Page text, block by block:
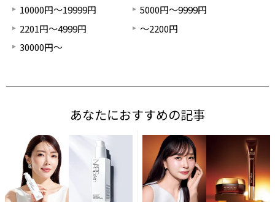
10000円～19999円
5000円～9999円
2201円～4999円
～2200円
30000円～
あなたにおすすめの記事